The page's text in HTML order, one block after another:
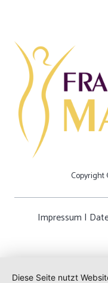
Copyright
Impressum |
Diese Seite nutzt